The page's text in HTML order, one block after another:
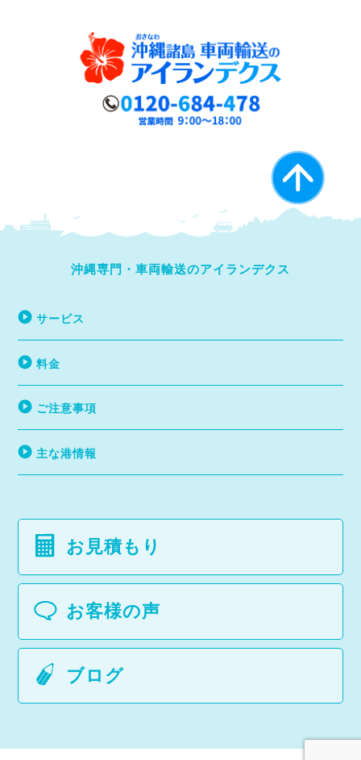
沖縄専門・車両輸送のアイランデクス
サービス
料金
ご注意事項
主な港情報
お見積もり
お客様の声
ブログ